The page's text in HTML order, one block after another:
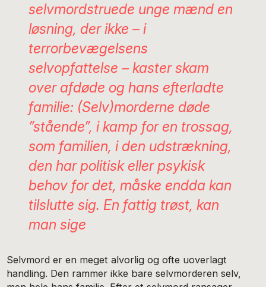
selvmordstruede unge mænd en
løsning, der ikke – i
terrorbevægelsens
selvopfattelse – kaster skam
over afdøde og hans efterladte
familie: (Selv)morderne døde
”stående”, i kamp for en trossag,
som familien, i den udstrækning,
den har politisk eller psykisk
behov for det, måske endda kan
tilslutte sig. En fattig trøst, kan
man sige
Selvmord er en meget alvorlig og ofte uoverlagt
handling. Den rammer ikke bare selvmorderen selv,